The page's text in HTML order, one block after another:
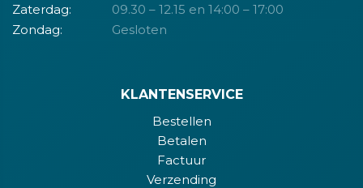
Zaterdag:
09.30 – 12.15 en 14:00 – 17:00
Zondag:
Gesloten
KLANTENSERVICE
Bestellen
Betalen
Factuur
Verzending